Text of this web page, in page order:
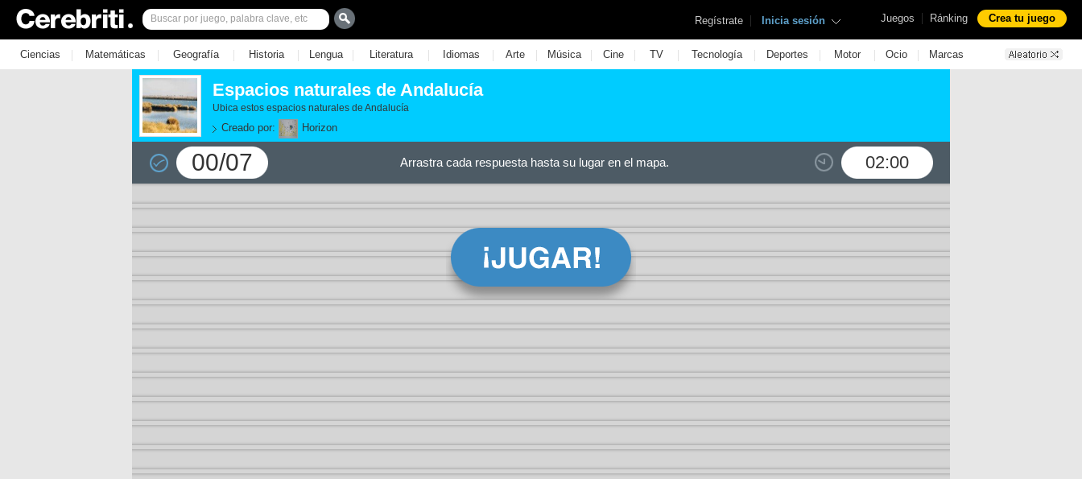
Juegos | Ránking Crea tu juego
Regístrate | Inicia sesión
Ciencias | Matemáticas | Geografía | Historia | Lengua | Literatura | Idiomas | Arte | Música | Cine | TV | Tecnología | Deportes | Motor | Ocio | Marcas
Espacios naturales de Andalucía
Ubica estos espacios naturales de Andalucía
Creado por: Horizon
00/07 02:00
Arrastra cada respuesta hasta su lugar en el mapa.